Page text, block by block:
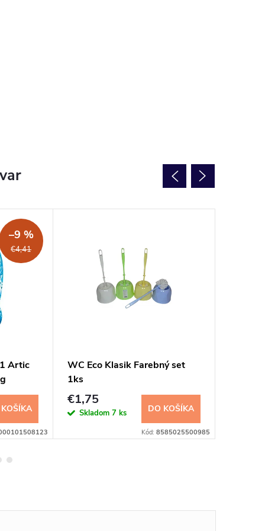
€4,41
–9 %
Artic
WC Eco Klasik Farebný set
1ks
€1,75
Skladom 7 ks DO KOŠÍKA
Kód: 8585025500985